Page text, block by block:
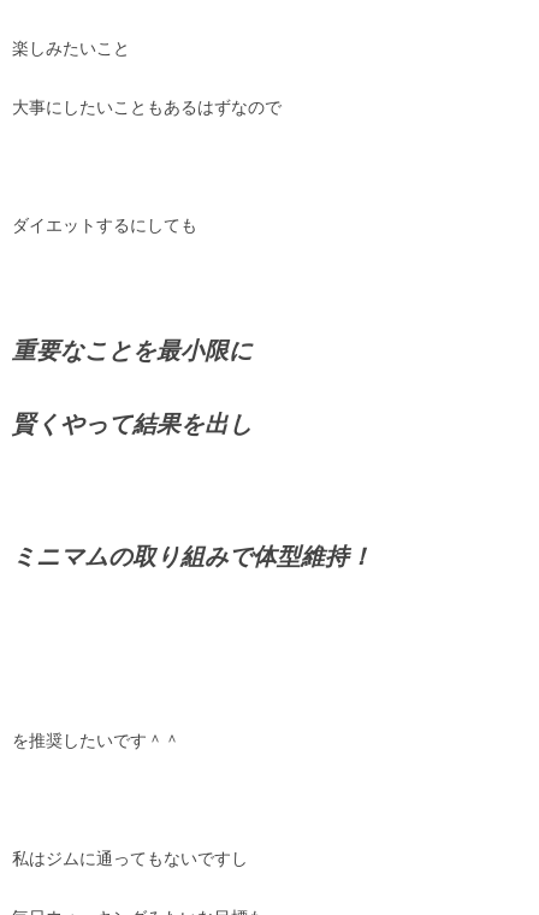
楽しみたいこと
大事にしたいこともあるはずなので
ダイエットするにしても
重要なことを最小限に
賢くやって結果を出し
ミニマムの取り組みで体型維持！
を推奨したいです＾＾
私はジムに通ってもないですし